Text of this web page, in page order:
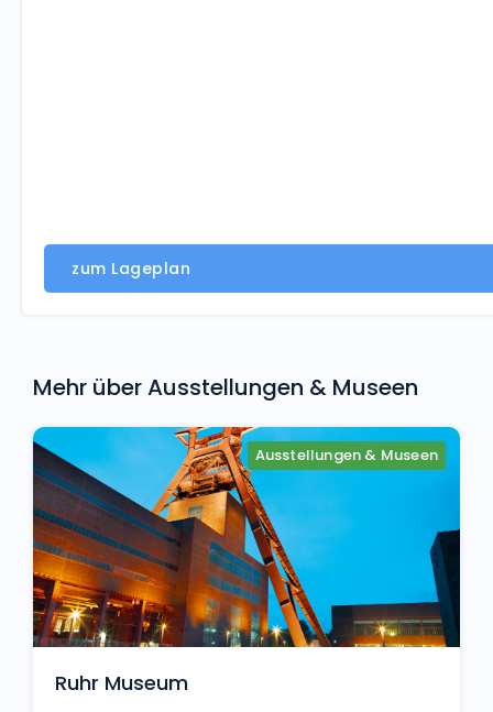
zum Lageplan
Mehr überAusstellungen & Museen
Ausstellungen & Museen
Ruhr Museum